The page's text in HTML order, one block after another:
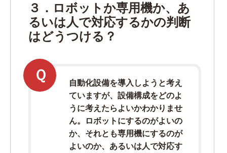
３．ロボットか専用機か、あ
るいは人で対応するかの判断
はどうつける？
Ｑ
自動化設備を導入しようと考え
ていますが、設備構成をどのよ
うに考えたらよいかわかりませ
ん。ロボットにするのがよいの
か、それとも専用機にするのが
よいのか、あるいは人で対応す